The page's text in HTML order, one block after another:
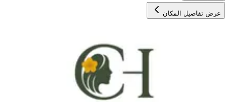
عرض تفاصيل المكان